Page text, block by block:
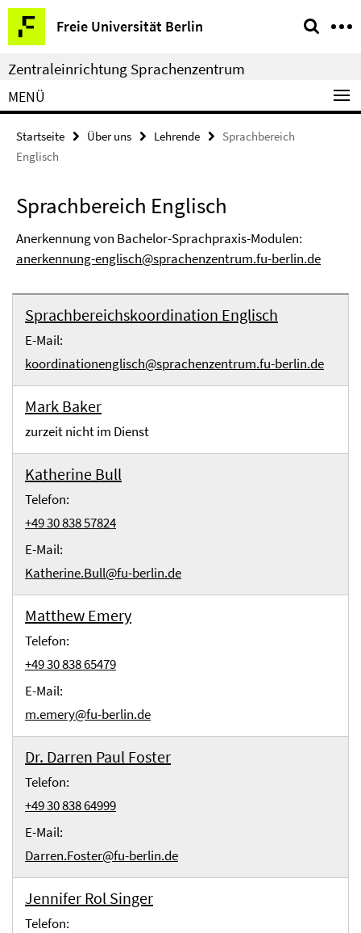
Springe
direkt
zu
Inhalt
Freie Universität Berlin
Service-
Navigation
Zentraleinrichtung Sprachenzentrum
MENÜ
Startseite Über uns Lehrende
Sprachbereich
Englisch
Sprachbereich Englisch
Anerkennung von Bachelor-Sprachpraxis-Modulen:
anerkennung-englisch@sprachenzentrum.fu-berlin.de
Sprachbereichskoordination Englisch
E-Mail:
koordinationenglisch@sprachenzentrum.fu-berlin.de
Mark Baker
zurzeit nicht im Dienst
Katherine Bull
Telefon:
+49 30 838 57824
E-Mail:
Katherine.Bull@fu-berlin.de
Matthew Emery
Telefon:
+49 30 838 65479
E-Mail:
m.emery@fu-berlin.de
Dr. Darren Paul Foster
Telefon:
+49 30 838 64999
E-Mail:
Darren.Foster@fu-berlin.de
Jennifer Rol Singer
Telefon: